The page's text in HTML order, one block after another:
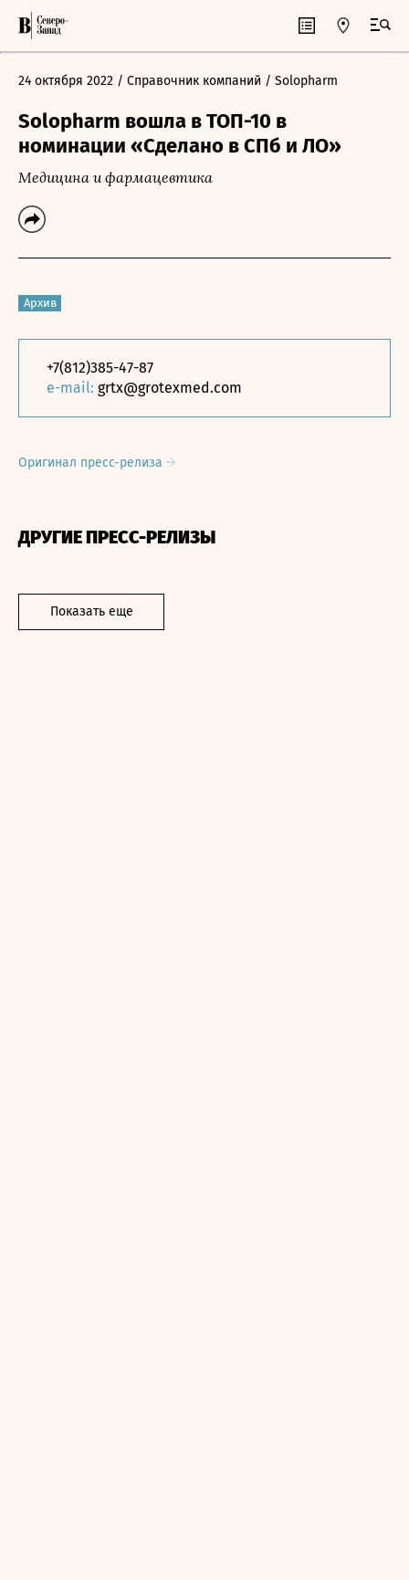
24 октября 2022 / Справочник компаний / Solopharm
Solopharm вошла в ТОП-10 в
номинации «Сделано в СПб и ЛО»
Медицина и фармацевтика
Архив
+7(812)385-47-87
e-mail: grtx@grotexmed.com
Оригинал пресс-релиза
ДРУГИЕ ПРЕСС-РЕЛИЗЫ
Показать еще